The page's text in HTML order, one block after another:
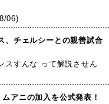
06)
、チェルシーとの親善試合
スすんな って解説させん
アニの加入を公式発表！